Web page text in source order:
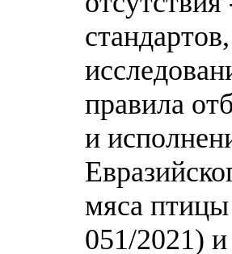
правила
и
мяса
051/2021)